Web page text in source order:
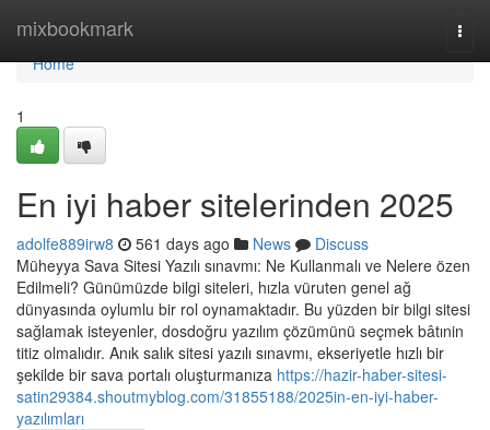
mixbookmark
Home
Home
1
En iyi haber sitelerinden 2025
adolfe889irw8 561 days ago News
Discuss
Müheyya Sava Sitesi Yazılı sınavmı: Ne Kullanmalı ve Nelere özen
Edilmeli? Günümüzde bilgi siteleri, hızla vüruten genel ağ
dünyasında oylumlu bir rol oynamaktadır. Bu yüzden bir bilgi sitesi
sağlamak isteyenler, dosdoğru yazılım çözümünü seçmek bâtınin
titiz olmalıdır. Anık salık sitesi yazılı sınavmı, ekseriyetle hızlı bir
şekilde bir sava portalı oluşturmanıza https://hazir-haber-sitesi-
satin29384.shoutmyblog.com/31855188/2025in-en-iyi-haber-
yazılımları